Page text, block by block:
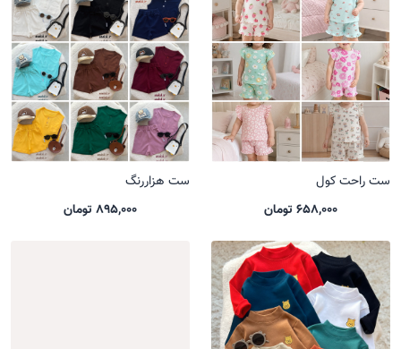
ست راحت کول
658,000 تومان
ست هزاررنگ
895,000 تومان